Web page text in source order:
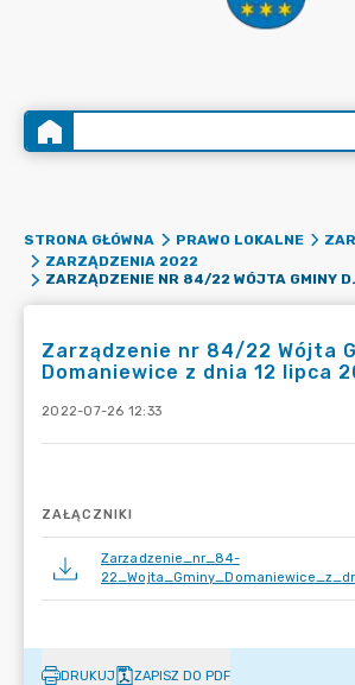
STRONA GŁÓWNA PRAWO LOKALNE
ZARZĄDZENIA 2022
ZARZĄDZENIE
Zarządzenie nr 84/22 Wójta
Domaniewice z dnia 12 lipca
2022-07-26 12:33
ZAŁĄCZNIKI
Zarzadzenie_nr_84-
DRUKUJ ZAPISZ DO PDF